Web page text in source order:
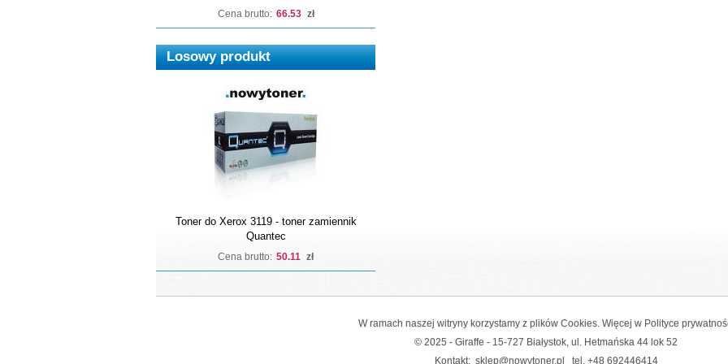
Cena brutto: 66.53 zł
Losowy produkt
Toner do Xerox 3119 - toner zamiennik
Quantec
Cena brutto: 50.11 zł
W ramach naszej witryny korzystamy z plików Cookies. Więcej w Polityce
© 2025 - Giraffe - 15-727 Białystok, ul. Hetmańska 44 lok 52
Kontakt: sklep@nowytoner.pl tel. +48 692446414